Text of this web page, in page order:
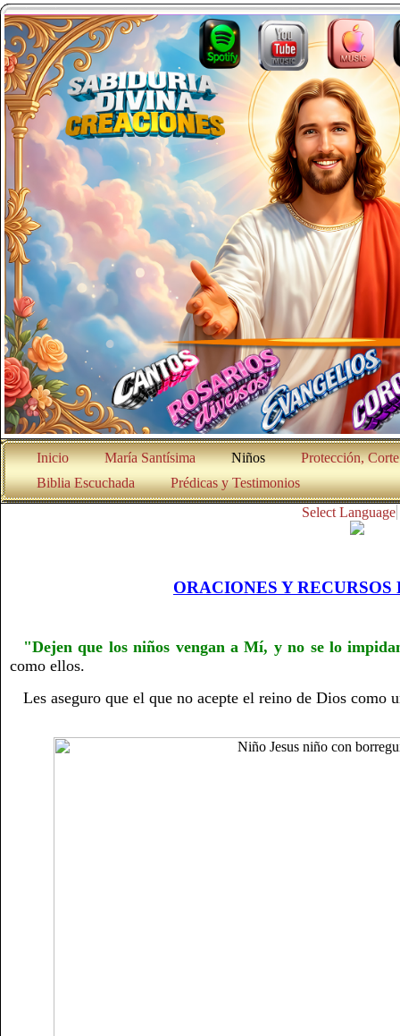
Inicio María Santísima Niños
Protección,
Biblia Escuchada
Prédicas y Testimonios
Select Language
ORACIONES Y RECURSOS
"Dejen que los niños vengan a Mí, y no se lo
como ellos.
Les aseguro que el que no acepte el reino de Dios como